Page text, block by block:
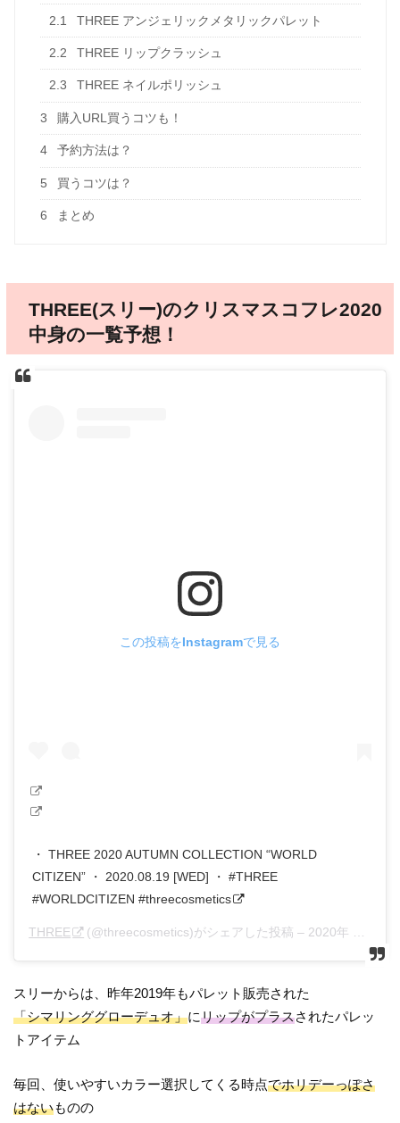
2.1 THREE アンジェリックメタリックパレット
2.2 THREE リップクラッシュ
2.3 THREE ネイルポリッシュ
3 購入URL買うコツも！
4 予約方法は？
5 買うコツは？
6 まとめ
THREE(スリー)のクリスマスコフレ2020
中身の一覧予想！
この投稿をInstagramで見る
・ THREE 2020 AUTUMN COLLECTION “WORLD
CITIZEN” ・ 2020.08.19 [WED] ・ #THREE
#WORLDCITIZEN #threecosmetics
THREE (@threecosmetics)がシェアした投稿 – 2020年 8月月5日午前2時02分PDT
スリーからは、昨年2019年もパレット販売された
「シマリンググローデュオ」にリップがプラスされたパレッ
トアイテム
毎回、使いやすいカラー選択してくる時点でホリデーっぽさ
はないものの